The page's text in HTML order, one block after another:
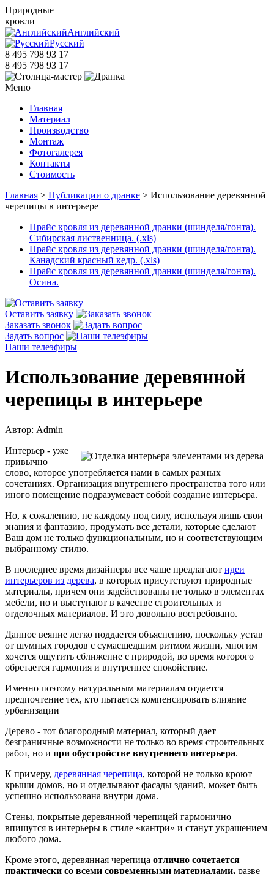
Природные
кровли
Английский
Русский
8 495 798 93 17
8 495 798 93 17
Меню
Главная
Материал
Производство
Монтаж
Фотогалерея
Контакты
Стоимость
Главная > Публикации о дранке > Использование деревянной
черепицы в интерьере
Прайс кровля из деревянной дранки (шинделя/гонта).
Сибирская лиственница. (.xls)
Прайс кровля из деревянной дранки (шинделя/гонта).
Канадский красный кедр. (.xls)
Прайс кровля из деревянной дранки (шинделя/гонта).
Осина.
Оставить заявку
Заказать звонок
Задать вопрос
Наши телеэфиры
Использование деревянной
черепицы в интерьере
Автор: Admin
Интерьер - уже
привычно
слово, которое употребляется нами в самых разных
сочетаниях. Организация внутреннего пространства того или
иного помещение подразумевает собой создание интерьера.
Но, к сожалению, не каждому под силу, используя лишь свои
знания и фантазию, продумать все детали, которые сделают
Ваш дом не только функциональным, но и соответствующим
выбранному стилю.
В последнее время дизайнеры все чаще предлагают идеи
интерьеров из дерева, в которых присутствуют природные
материалы, причем они задействованы не только в элементах
мебели, но и выступают в качестве строительных и
отделочных материалов. И это довольно востребовано.
Данное веяние легко поддается объяснению, поскольку устав
от шумных городов с сумасшедшим ритмом жизни, многим
хочется ощутить сближение с природой, во время которого
обретается гармония и внутреннее спокойствие.
Именно поэтому натуральным материалам отдается
предпочтение тех, кто пытается компенсировать влияние
урбанизации
Дерево - тот благородный материал, который дает
безграничные возможности не только во время строительных
работ, но и при обустройстве внутреннего интерьера.
К примеру, деревянная черепица, которой не только кроют
крыши домов, но и отделывают фасады зданий, может быть
успешно использована внутри дома.
Стены, покрытые деревянной черепицей гармонично
впишутся в интерьеры в стиле «кантри» и станут украшением
любого дома.
Кроме этого, деревянная черепица отлично сочетается
практически со всеми современными материалами, разве